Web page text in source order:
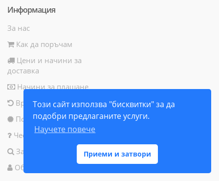
Този сайт използва "бисквитки" за да
подобри предлаганите услуги.
Научете повече
Приеми и затвори
Информация
За нас
Как да поръчам
Цени и начини за
доставка
Начини за плащане
Връщане на продукт
Политика за бисквитки
Често задавани въпроси
Запитване за продукт
Общи условия за ползване